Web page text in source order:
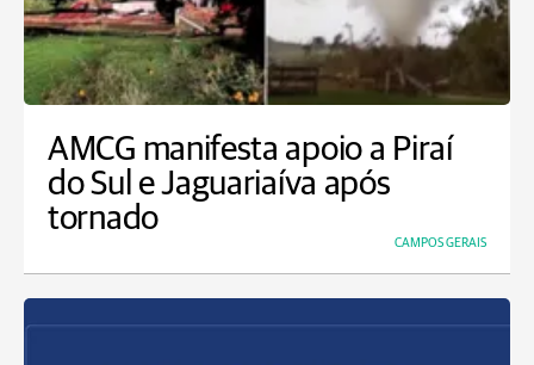
AMCG manifesta apoio a Piraí
do Sul e Jaguariaíva após
tornado
CAMPOS GERAIS